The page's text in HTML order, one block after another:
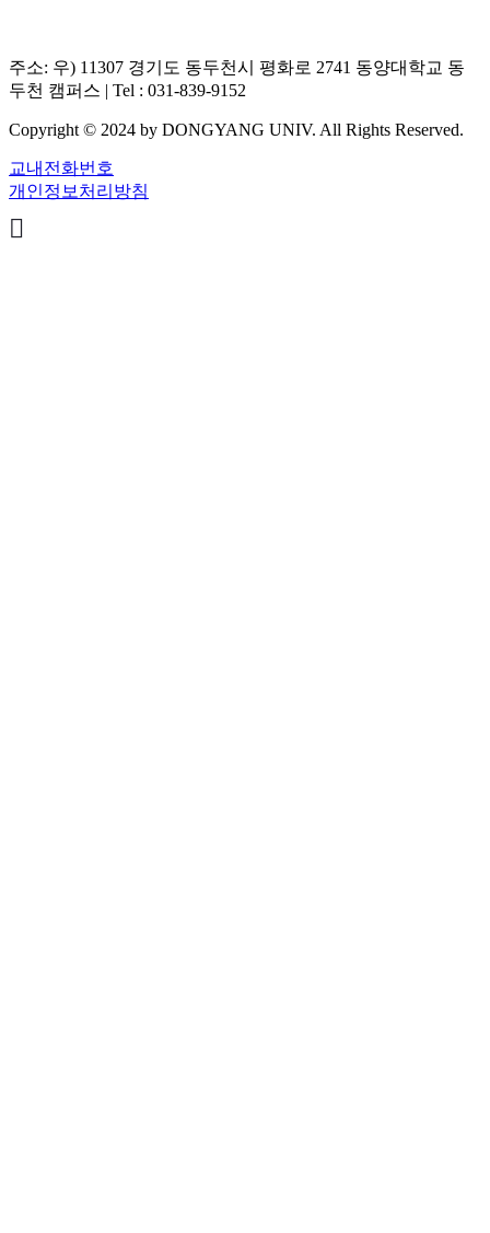
주소: 우) 11307 경기도 동두천시 평화로 2741 동양대학교 동
두천 캠퍼스 | Tel : 031-839-9152
Copyright © 2024 by DONGYANG UNIV. All Rights Reserved.
교내전화번호
개인정보처리방침